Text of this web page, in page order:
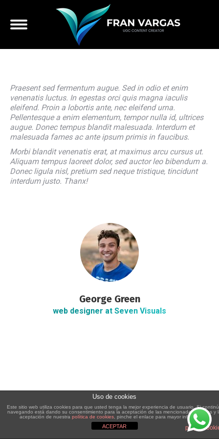
Praesent sed fermentum augue. Sed in odio et enim
venenatis luctus. In egestas orci quis magna iaculis
eleifend. Proin a lobortis ante, nec eleifend urna.
Pellentesque a enim elementum, tempor nulla id, ultrices
augue. Donec tempus blandit malesuada. Interdum et
malesuada fames ac ante ipsum primis in faucibus.
Morbi blandit venenatis erat, at maximus arcu cursus ut.
Aliquam tempus laoreet dolor, sed auctor leo bibendum a.
Donec ligula nisl, pretium sed neque tristique, tincidunt
interdum justo. Thanx!
George Green
web designer at Seven Visuals
Uso de cookies
Este sitio web utiliza cookies para que usted tenga la mejor experiencia de usuario. Si
navegando está dando su consentimiento para la aceptación de las mencionadas cookies y
aceptación de nuestra política de cookies, pinche el enlace para mayor información.
plugin
ACEPTAR